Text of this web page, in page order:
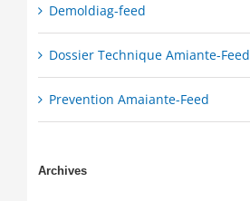
Demoldiag-feed
Dossier Technique Amiante-Feed
Prevention Amaiante-Feed
Archives